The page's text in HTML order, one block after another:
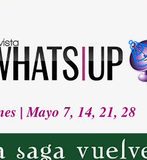
| Mayo 7, 14, 21, 28